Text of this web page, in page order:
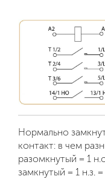
Нормально
контакт: в чем
разомкнутый = 1
замкнутый = 1 н.з.